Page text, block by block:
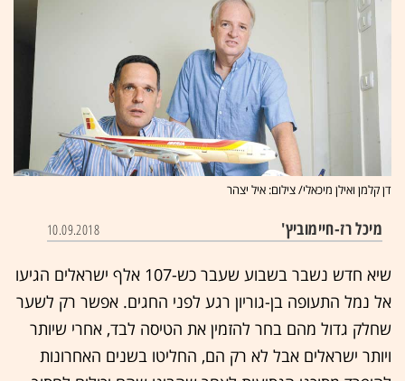
דן קלמן ואילן מיכאלי/ צילום: איל יצהר
מיכל רז-חיימוביץ' 10.09.2018
שיא חדש נשבר בשבוע שעבר
כש-107 אלף ישראלים הגיעו
אל נמל התעופה בן-גוריון רגע לפני החגים. אפשר רק לשער
שחלק גדול מהם בחר להזמין את הטיסה לבד, אחרי שיותר
ויותר ישראלים אבל לא רק הם, החליטו בשנים האחרונות